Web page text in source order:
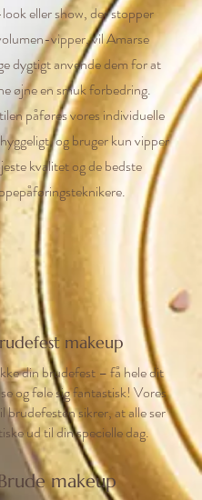
eller show, der stopper
vipper, vil Amarse
dygtigt anvende dem for at
øjne en smuk forbedring.
påføres vores individuelle
og bruger kun vipper
kvalitet og de bedste
makeup
din brudefest – få hele dit
og føle sig fantastisk! Vores
brudefesten sikrer, at alle ser
ud til din specielle dag.
makeup